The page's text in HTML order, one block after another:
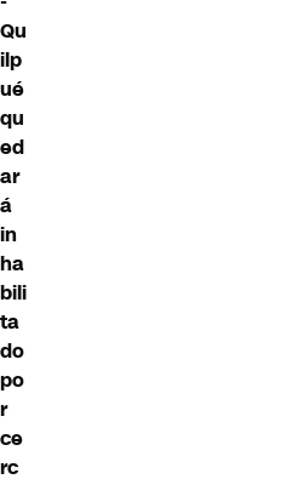
Qu
ilp
ué
qu
ed
ar
á
in
ha
bili
ta
do
po
r
ce
rc